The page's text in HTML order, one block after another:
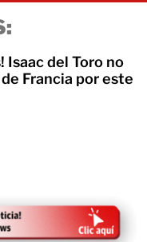
Isaac del Toro no
Francia por este